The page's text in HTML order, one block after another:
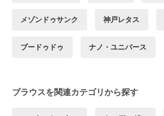
メゾンドゥサンク 神戸レタス
プードゥドゥ ナノ・ユニバース
ブラウスを関連カテゴリから探す